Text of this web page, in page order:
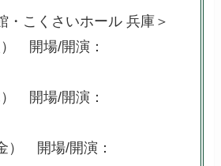
・こくさいホール 兵庫＞
開場/開演：
開場/開演：
） 開場/開演：